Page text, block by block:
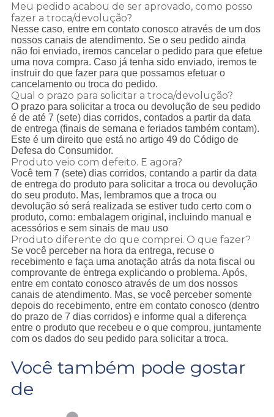
Meu pedido acabou de ser aprovado, como posso
fazer a troca/devolução?
Nesse caso, entre em contato conosco através de um dos
nossos canais de atendimento. Se o seu pedido ainda
não foi enviado, iremos cancelar o pedido para que efetue
uma nova compra. Caso já tenha sido enviado, iremos te
instruir do que fazer para que possamos efetuar o
cancelamento ou troca do pedido.
Qual o prazo para solicitar a troca/devolução?
O prazo para solicitar a troca ou devolução de seu pedido
é de até 7 (sete) dias corridos, contados a partir da data
de entrega (finais de semana e feriados também contam).
Este é um direito que está no artigo 49 do Código de
Defesa do Consumidor.
Produto veio com defeito. E agora?
Você tem 7 (sete) dias corridos, contando a partir da data
de entrega do produto para solicitar a troca ou devolução
do seu produto. Mas, lembramos que a troca ou
devolução só será realizada se estiver tudo certo com o
produto, como: embalagem original, incluindo manual e
acessórios e sem sinais de mau uso
Produto diferente do que comprei. O que fazer?
Se você perceber na hora da entrega, recuse o
recebimento e faça uma anotação atrás da nota fiscal ou
comprovante de entrega explicando o problema. Após,
entre em contato conosco através de um dos nossos
canais de atendimento. Mas, se você perceber somente
depois do recebimento, entre em contato conosco (dentro
do prazo de 7 dias corridos) e informe qual a diferença
entre o produto que recebeu e o que comprou, juntamente
com os dados do seu pedido para solicitar a troca.
Você também pode gostar
de